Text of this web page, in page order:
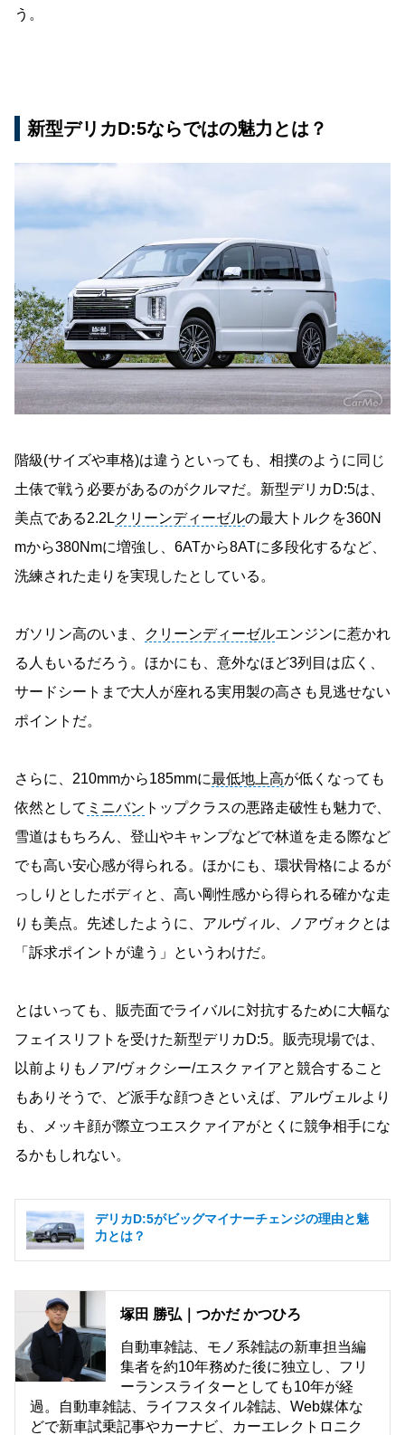
う。
新型デリカD:5ならではの魅力とは？
階級(サイズや車格)は違うといっても、相撲のように同じ
土俵で戦う必要があるのがクルマだ。新型デリカD:5は、
美点である2.2Lクリーンディーゼルの最大トルクを360N
mから380Nmに増強し、6ATから8ATに多段化するなど、
洗練された走りを実現したとしている。
ガソリン高のいま、 クリーンディーゼルエンジンに惹かれ
る人もいるだろう。ほかにも、意外なほど3列目は広く、
サードシートまで大人が座れる実用製の高さも見逃せない
ポイントだ。
さらに、210mmから185mmに最低地上高が低くなっても
依然として ミニバン トップクラスの悪路走破性も魅力で、
雪道はもちろん、登山やキャンプなどで林道を走る際など
でも高い安心感が得られる。ほかにも、環状骨格によるが
っしりとしたボディと、高い剛性感から得られる確かな走
りも美点。先述したように、アルヴィル、ノアヴォクとは
「訴求ポイントが違う」というわけだ。
とはいっても、販売面でライバルに対抗するために大幅な
フェイスリフトを受けた新型デリカD:5。販売現場では、
以前よりもノア/ヴォクシー/エスクァイアと競合すること
もありそうで、ど派手な顔つきといえば、アルヴェルより
も、メッキ顔が際立つエスクァイアがとくに競争相手にな
るかもしれない。
デリカD:5がビッグマイナーチェンジの理由と魅
力とは？
塚田 勝弘｜つかだ かつひろ
自動車雑誌、モノ系雑誌の新車担当編
集者を約10年務めた後に独立し、フリ
ーランスライターとしても10年が経
過。自動車雑誌、ライフスタイル雑誌、Web媒体な
どで新車試乗記事やカーナビ、カーエレクトロニク